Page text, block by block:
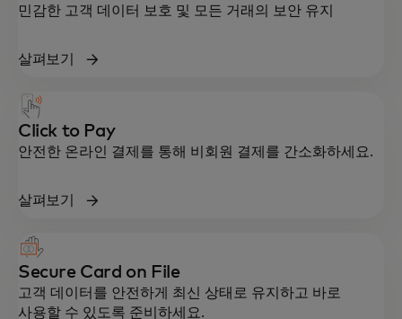
민감한 고객 데이터 보호 및 모든 거래의 보안 유지
살펴보기
Click to Pay
안전한 온라인 결제를 통해 비회원 결제를 간소화하세요.
살펴보기
Secure Card on File
고객 데이터를 안전하게 최신 상태로 유지하고 바로
사용할 수 있도록 준비하세요.